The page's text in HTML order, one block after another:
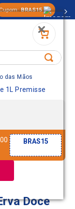
BRAS15
das Mãos
1L Premisse
BRAS15
Doce